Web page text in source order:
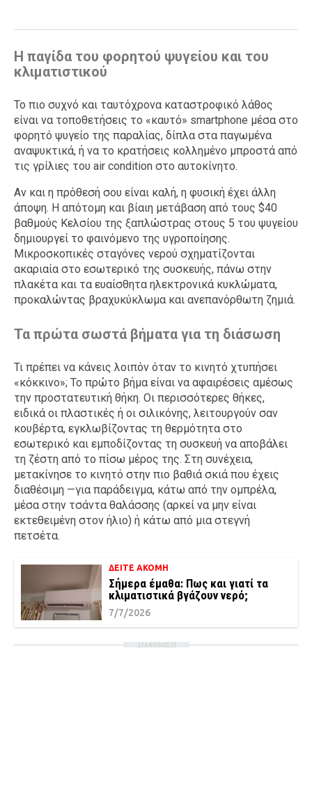
Η παγίδα του φορητού ψυγείου και του
κλιματιστικού
Το πιο συχνό και ταυτόχρονα καταστροφικό λάθος
είναι να τοποθετήσεις το «καυτό» smartphone μέσα στο
φορητό ψυγείο της παραλίας, δίπλα στα παγωμένα
αναψυκτικά, ή να το κρατήσεις κολλημένο μπροστά από
τις γρίλιες του air condition στο αυτοκίνητο.
Αν και η πρόθεσή σου είναι καλή, η φυσική έχει άλλη
άποψη. Η απότομη και βίαιη μετάβαση από τους $40
βαθμούς Κελσίου της ξαπλώστρας στους 5 του ψυγείου
δημιουργεί το φαινόμενο της υγροποίησης.
Μικροσκοπικές σταγόνες νερού σχηματίζονται
ακαριαία στο εσωτερικό της συσκευής, πάνω στην
πλακέτα και τα ευαίσθητα ηλεκτρονικά κυκλώματα,
προκαλώντας βραχυκύκλωμα και ανεπανόρθωτη ζημιά.
Τα πρώτα σωστά βήματα για τη διάσωση
Τι πρέπει να κάνεις λοιπόν όταν το κινητό χτυπήσει
«κόκκινο»; Το πρώτο βήμα είναι να αφαιρέσεις αμέσως
την προστατευτική θήκη. Οι περισσότερες θήκες,
ειδικά οι πλαστικές ή οι σιλικόνης, λειτουργούν σαν
κουβέρτα, εγκλωβίζοντας τη θερμότητα στο
εσωτερικό και εμποδίζοντας τη συσκευή να αποβάλει
τη ζέστη από το πίσω μέρος της. Στη συνέχεια,
μετακίνησε το κινητό στην πιο βαθιά σκιά που έχεις
διαθέσιμη —για παράδειγμα, κάτω από την ομπρέλα,
μέσα στην τσάντα θαλάσσης (αρκεί να μην είναι
εκτεθειμένη στον ήλιο) ή κάτω από μια στεγνή
πετσέτα.
ΔΕΙΤΕ ΑΚΟΜΗ
Σήμερα έμαθα: Πως και γιατί τα
κλιματιστικά βγάζουν νερό;
7/7/2026
ΔΙΑΦΗΜΙΣΗ